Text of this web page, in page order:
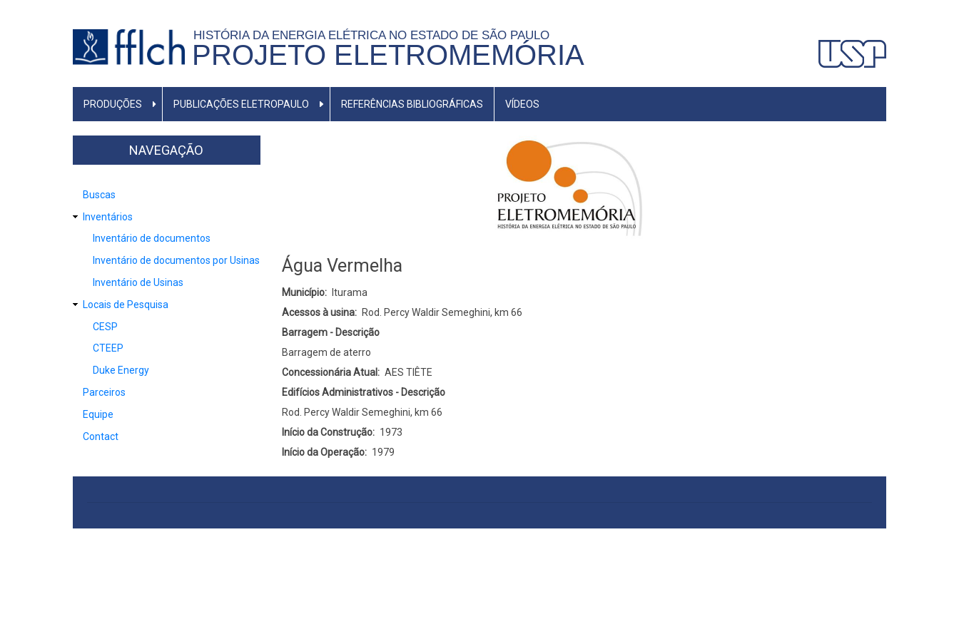
HISTÓRIA DA ENERGIA ELÉTRICA NO ESTADO DE SÃO PAULO
PROJETO ELETROMEMÓRIA
NAVEGAÇÃO
PRODUÇÕES PUBLICAÇÕES ELETROPAULO REFERÊNCIAS BIBLIOGRÁFICAS VÍDEOS
NAVEGAÇÃO
Buscas
Inventários
Inventário de documentos
Inventário de documentos por Usinas
Inventário de Usinas
Locais de Pesquisa
CESP
CTEEP
Duke Energy
Parceiros
Equipe
Contact
Água Vermelha
Município
Iturama
Acessos à usina
Rod. Percy Waldir Semeghini, km 66
Barragem - Descrição
Barragem de aterro
Concessionária Atual
AES TIÊTE
Edifícios Administrativos - Descrição
Rod. Percy Waldir Semeghini, km 66
Início da Construção
1973
Início da Operação
1979